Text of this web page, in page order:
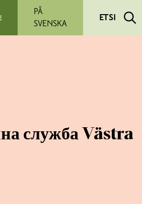
PÅ
SVENSKA
ETSI
служба Västra